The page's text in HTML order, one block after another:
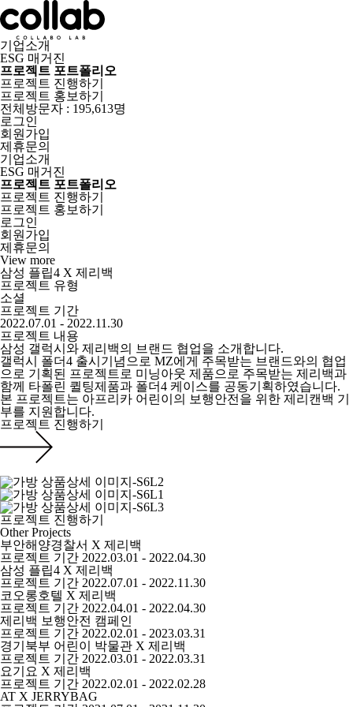
기업소개
ESG 매거진
프로젝트 포트폴리오
프로젝트 진행하기
프로젝트 홍보하기
전체방문자 : 195,613명
로그인
회원가입
제휴문의
기업소개
ESG 매거진
프로젝트 포트폴리오
프로젝트 진행하기
프로젝트 홍보하기
로그인
회원가입
제휴문의
View more
삼성 플립4 X 제리백
프로젝트 유형
소셜
프로젝트 기간
2022.07.01 - 2022.11.30
프로젝트 내용
삼성 갤럭시와 제리백의 브랜드 협업을 소개합니다.
갤럭시 폴더4 출시기념으로 MZ에게 주목받는 브랜드와의 협업
으로 기획된 프로젝트로 미닝아웃 제품으로 주목받는 제리백과
함께 타폴린 퀼팅제품과 폴더4 케이스를 공동기획하였습니다.
본 프로젝트는 아프리카 어린이의 보행안전을 위한 제리캔백 기
부를 지원합니다.
프로젝트 진행하기
프로젝트 진행하기
Other Projects
부안해양경찰서 X 제리백
프로젝트 기간 2022.03.01 - 2022.04.30
삼성 플립4 X 제리백
프로젝트 기간 2022.07.01 - 2022.11.30
코오롱호텔 X 제리백
프로젝트 기간 2022.04.01 - 2022.04.30
제리백 보행안전 캠페인
프로젝트 기간 2022.02.01 - 2023.03.31
경기북부 어린이 박물관 X 제리백
프로젝트 기간 2022.03.01 - 2022.03.31
요기요 X 제리백
프로젝트 기간 2022.02.01 - 2022.02.28
AT X JERRYBAG